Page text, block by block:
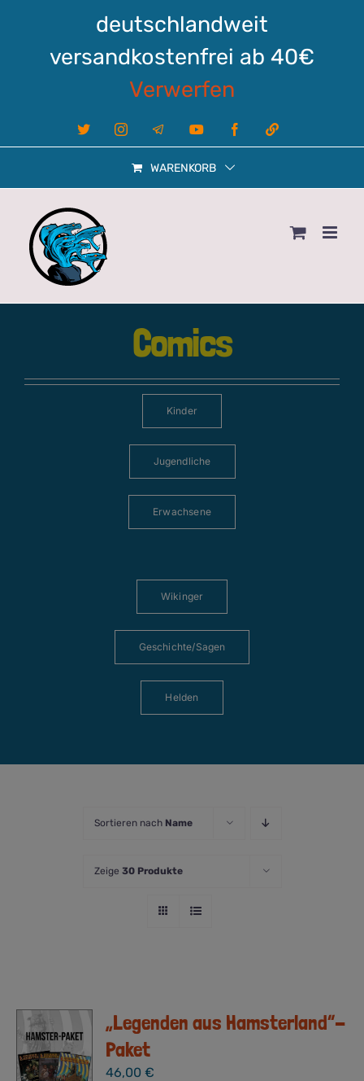
deutschlandweit
versandkostenfrei ab 40€
Verwerfen
X InstagramTelegram YouTube FacebookLinktree
WARENKORB
Comics
Kinder
Jugendliche
Erwachsene
Wikinger
Geschichte/Sagen
Helden
Sortieren nach Name
Zeige 30 Produkte
„Legenden aus Hamsterland“-
Paket
46,00€